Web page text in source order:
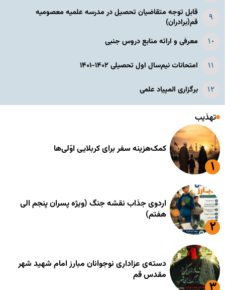
قابل توجه متقاضیان تحصیل در مدرسه علمیه معصومیه
قم(برادران)
معرفی و ارائه منابع دروس جنبی
امتحانات نیم‌سال اول تحصیلی ۱۴۰۲-۱۴۰۱
برگزاری المپیاد علمی
تهذیب
کمک‌هزینه سفر برای کربلایی اوّلی‌ها
اردوی جذاب نقشه جنگ (ویژه پسران پنجم الی
هفتم)
دسته‌ی عزاداری نوجوانان مبارز امام شهید شهر
مقدس قم